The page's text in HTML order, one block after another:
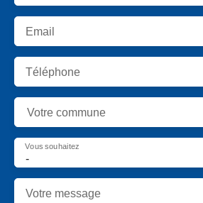
Email
Téléphone
Votre commune
-
Vous souhaitez
Votre message